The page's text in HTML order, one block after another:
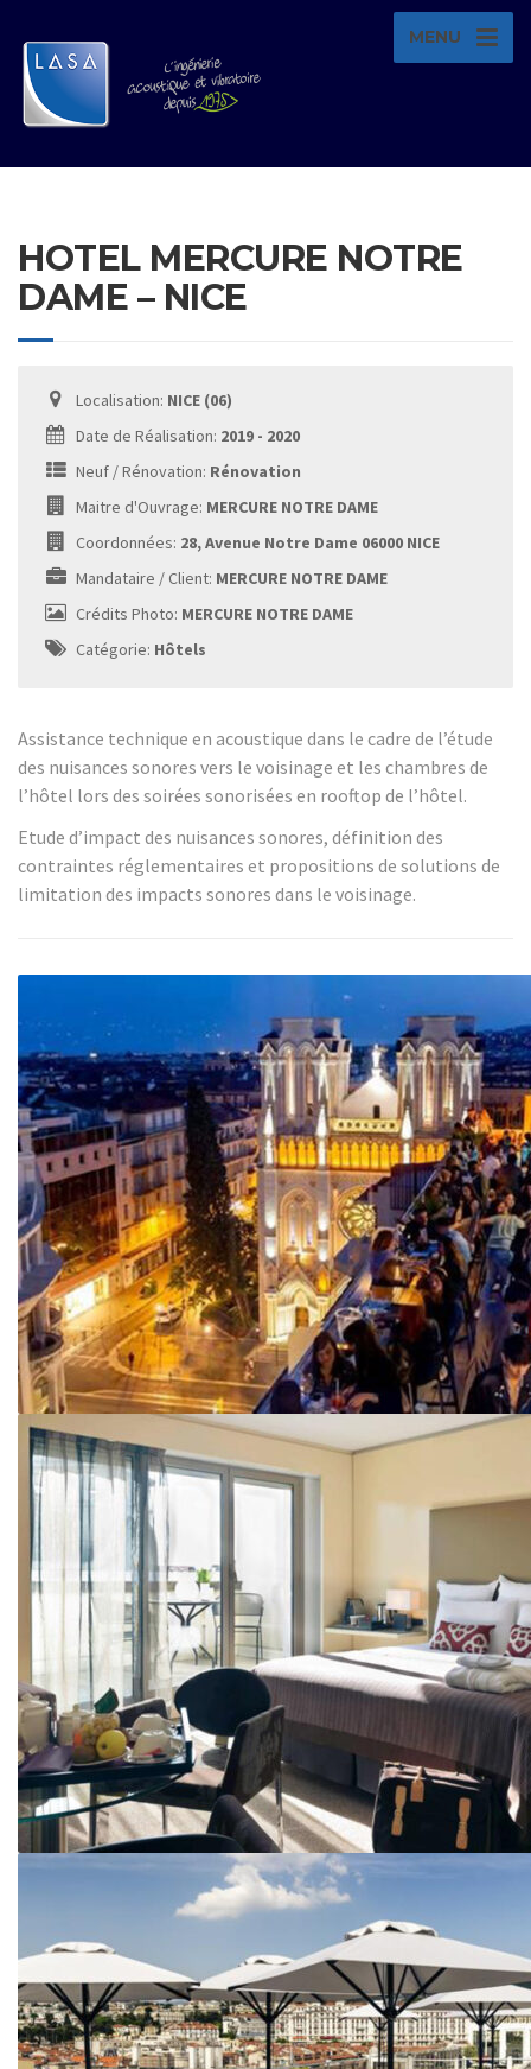
MENU
HOTEL MERCURE NOTRE
DAME – NICE
Localisation: NICE (06)
Date de Réalisation: 2019 - 2020
Neuf / Rénovation: Rénovation
Maitre d'Ouvrage: MERCURE NOTRE DAME
Coordonnées: 28, Avenue Notre Dame 06000 NICE
Mandataire / Client: MERCURE NOTRE DAME
Crédits Photo: MERCURE NOTRE DAME
Catégorie: Hôtels
Assistance technique en acoustique dans le cadre de l’étude
des nuisances sonores vers le voisinage et les chambres de
l’hôtel lors des soirées sonorisées en rooftop de l’hôtel.
Etude d’impact des nuisances sonores, définition des
contraintes réglementaires et propositions de solutions de
limitation des impacts sonores dans le voisinage.